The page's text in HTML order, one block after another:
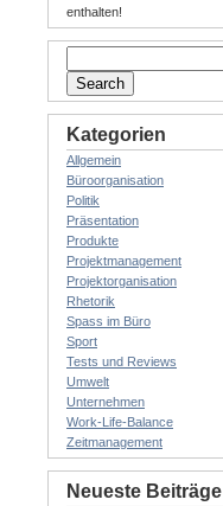
enthalten!
Kategorien
Allgemein
Büroorganisation
Politik
Präsentation
Produkte
Projektmanagement
Projektorganisation
Rhetorik
Spass im Büro
Sport
Tests und Reviews
Umwelt
Unternehmen
Work-Life-Balance
Zeitmanagement
Neueste Beiträge